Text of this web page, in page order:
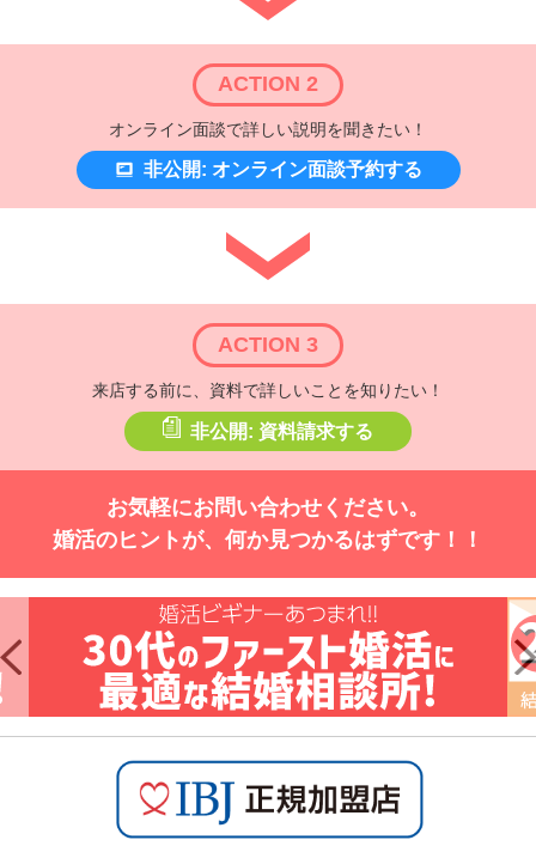
ACTION 2
オンライン面談で詳しい説明を聞きたい！
非公開: オンライン面談予約する
ACTION 3
来店する前に、資料で詳しいことを知りたい！
非公開: 資料請求する
お気軽にお問い合わせください。
婚活のヒントが、何か見つかるはずです！！